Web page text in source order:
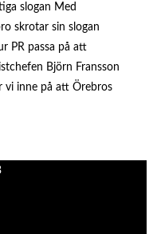
slogan Med
skrotar sin slogan
PR passa på att
Björn Fransson
vi inne på att Örebros